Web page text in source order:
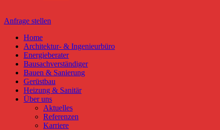
Anfrage stellen
Home
Architektur- & Ingenieurbüro
Energieberater
Bausachverständiger
Bauen & Sanierung
Gerüstbau
Heizung & Sanitär
Über uns
Aktuelles
Referenzen
Karriere